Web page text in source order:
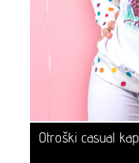
Otroški casual